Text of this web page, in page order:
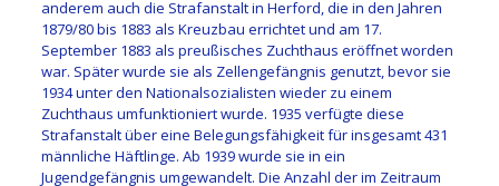
anderem auch die Strafanstalt in Herford, die in den Jahren
1879/80 bis 1883 als Kreuzbau errichtet und am 17.
September 1883 als preußisches Zuchthaus eröffnet worden
war. Später wurde sie als Zellengefängnis genutzt, bevor sie
1934 unter den Nationalsozialisten wieder zu einem
Zuchthaus umfunktioniert wurde. 1935 verfügte diese
Strafanstalt über eine Belegungsfähigkeit für insgesamt 431
männliche Häftlinge. Ab 1939 wurde sie in ein
Jugendgefängnis umgewandelt. Die Anzahl der im Zeitraum